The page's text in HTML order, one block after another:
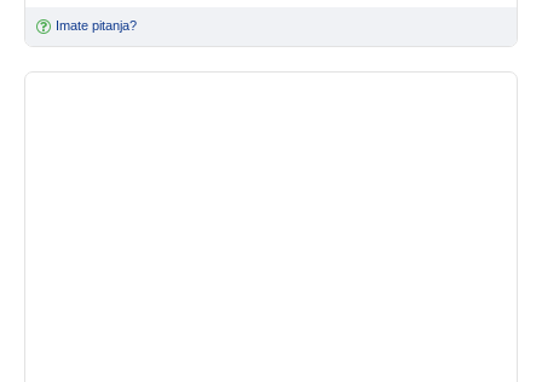
Imate pitanja?